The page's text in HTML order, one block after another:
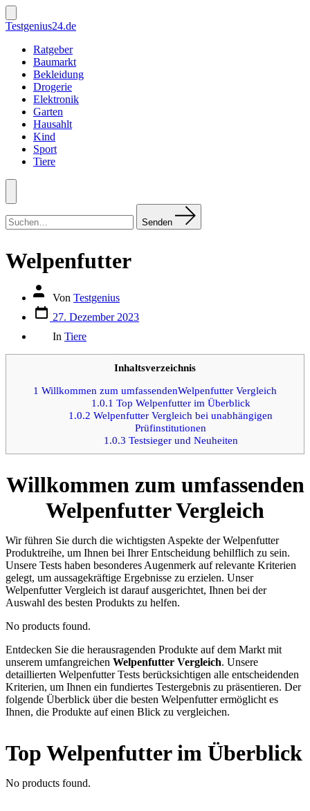
Zum
Inhalt
springen
Suche
ein-/ausblenden
Testgenius24.de
Ratgeber
Baumarkt
Bekleidung
Drogerie
Elektronik
Garten
Hausahlt
Kind
Sport
Tiere
Menü
nach:
Senden
Welpenfutter
Autor
Beitrags
Von Testgenius
Datum
des
Beitrags
27. Dezember 2023
In Tiere
Inhaltsverzeichnis
1 Willkommen zum umfassendenWelpenfutter Vergleich
1.0.1 Top Welpenfutter im Überblick
1.0.2 Welpenfutter Vergleich bei unabhängigen
Prüfinstitutionen
1.0.3 Testsieger und Neuheiten
Willkommen zum umfassenden
Welpenfutter Vergleich
Wir führen Sie durch die wichtigsten Aspekte der Welpenfutter
Produktreihe, um Ihnen bei Ihrer Entscheidung behilflich zu sein.
Unsere Tests haben besonderes Augenmerk auf relevante Kriterien
gelegt, um aussagekräftige Ergebnisse zu erzielen. Unser
Welpenfutter Vergleich ist darauf ausgerichtet, Ihnen bei der
Auswahl des besten Produkts zu helfen.
No products found.
Entdecken Sie die herausragenden Produkte auf dem Markt mit
unserem umfangreichen Welpenfutter Vergleich. Unsere
detaillierten Welpenfutter Tests berücksichtigen alle entscheidenden
Kriterien, um Ihnen ein fundiertes Testergebnis zu präsentieren. Der
folgende Überblick über die besten Welpenfutter ermöglicht es
Ihnen, die Produkte auf einen Blick zu vergleichen.
Top Welpenfutter im Überblick
No products found.